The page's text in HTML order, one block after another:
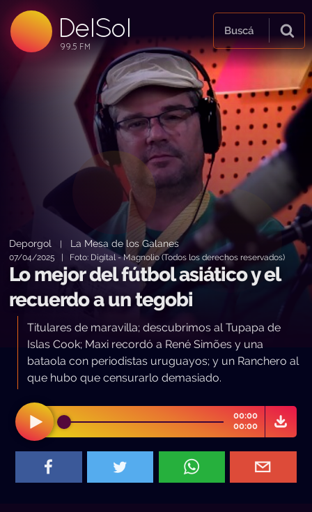
DelSol
99.5 FM
99.5 FM
99.5 FM
Buscá
Deporgol La Mesa de los Galanes
07/04/2025 | Foto: Digital - Magnolio (Todos los derechos reservados)
Lo mejor del fútbol asiático y el
recuerdo a un tegobi
Titulares de maravilla; descubrimos al Tupapa de
Islas Cook; Maxi recordó a René Simões y una
bataola con periodistas uruguayos; y un Ranchero al
que hubo que censurarlo demasiado.
00:00
00:00